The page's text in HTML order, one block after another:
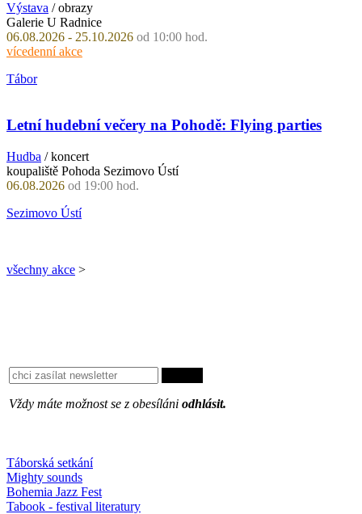
Výstava / obrazy
Galerie U Radnice
06.08.2026 - 25.10.2026 od 10:00 hod.
vícedenní akce
Tábor
Letní hudební večery na Pohodě: Flying parties
Hudba / koncert
koupaliště Pohoda Sezimovo Ústí
06.08.2026 od 19:00 hod.
Sezimovo Ústí
všechny akce >
Vždy máte možnost se z obesíláni odhlásit.
Táborská setkání
Mighty sounds
Bohemia Jazz Fest
Tabook - festival literatury